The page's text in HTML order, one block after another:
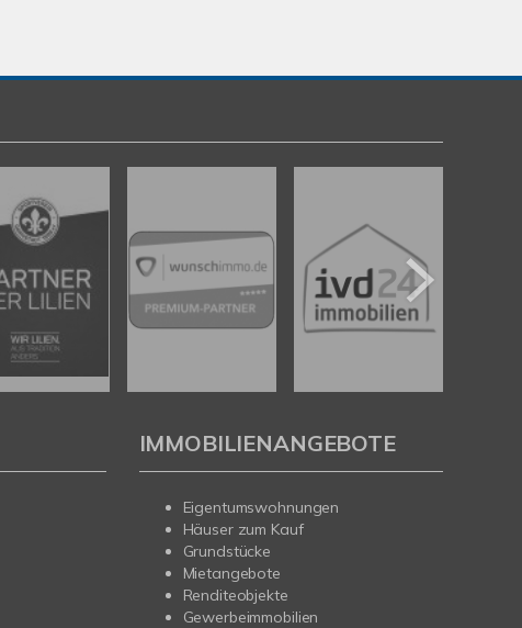
IMMOBILIENANGEBOTE
Eigentumswohnungen
Häuser zum Kauf
Grundstücke
Mietangebote
Renditeobjekte
Gewerbeimmobilien